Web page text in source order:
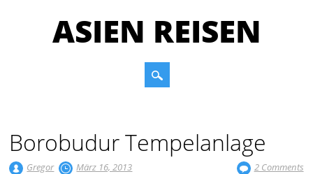
ASIEN REISEN
Borobudur Tempelanlage
Gregor März 16, 2013 2 Comments